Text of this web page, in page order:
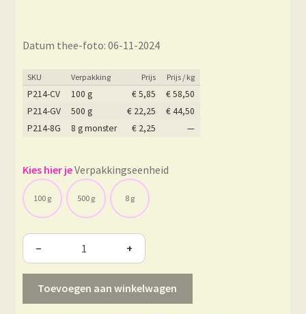
Datum thee-foto: 06-11-2024
SKU Verpakking Prijs Prijs / kg
P214-CV 100 g €5,85 €58,50
P214-GV
500 g € 22,25 €44,50
P214-8G
8 g monster € 2,25 —
Verpakkingseenheid
100 g 500 g 8 g
− +
Toevoegen aan winkelwagen